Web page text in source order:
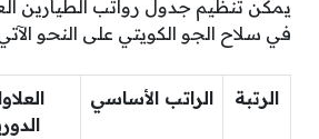
يمكن تنظيم جدول رواتب الطيارين
في سلاح الجو الكويتي على النحو
الرتبة الراتب الأساسي